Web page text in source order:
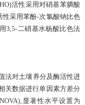
活性采用对硝基苯膦酸
性采用苯酚-次氯酸钠比色
3,5-二硝基水杨酸比色法
法对土壤养分及酶活性进
关数据进行单因素方差分
显著性水平设置为